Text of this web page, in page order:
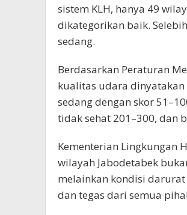
sistem KLH, hanya 49
dikategorikan baik.
sedang.
Berdasarkan Peraturan
kualitas udara dinyatakan
sedang dengan skor
tidak sehat 201–300, dan
Kementerian Lingkungan
wilayah Jabodetabek
melainkan kondisi
dan tegas dari semua